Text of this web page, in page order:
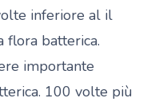
inferiore al il
flora batterica.
importante
100 volte più